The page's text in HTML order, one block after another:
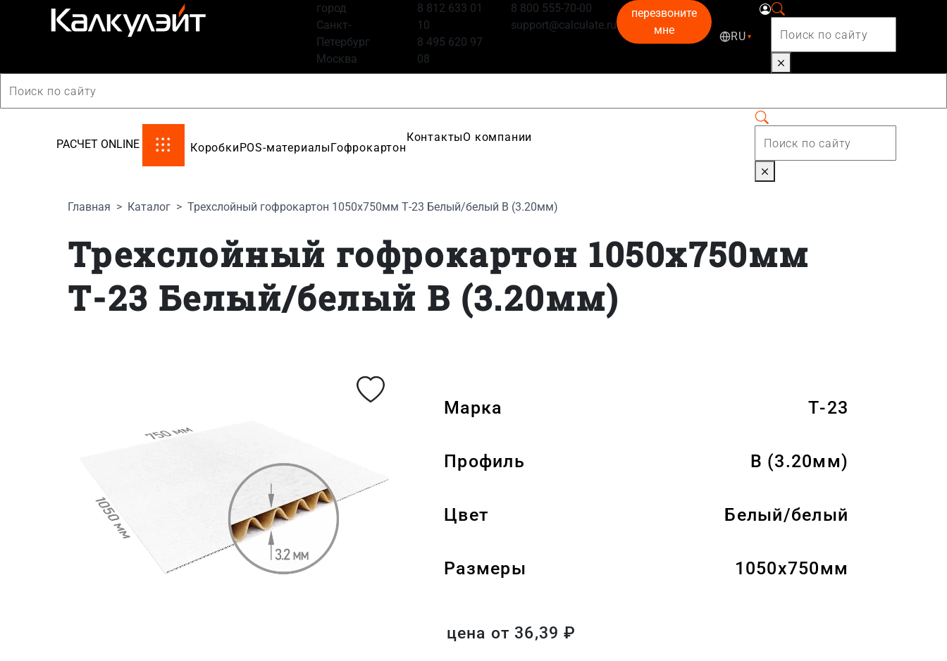
город
Санкт-
Петербург
Москва
8 812 633 01
10
8 495 620 97
08
8 800 555-70-00
support@calculate.ru
перезвоните
мне
RU ▾
РАСЧЕТ ONLINE КоробкиPOS-материалыГофрокартон
КонтактыО компании
Главная Каталог Трехслойный гофрокартон 1050x750мм Т-23 Белый/белый B (3.20мм)
Трехслойный гофрокартон 1050x750мм
Т-23 Белый/белый B (3.20мм)
Марка Т-23
Профиль B (3.20мм)
Цвет Белый/белый
Размеры 1050x750мм
цена от 36,39 ₽